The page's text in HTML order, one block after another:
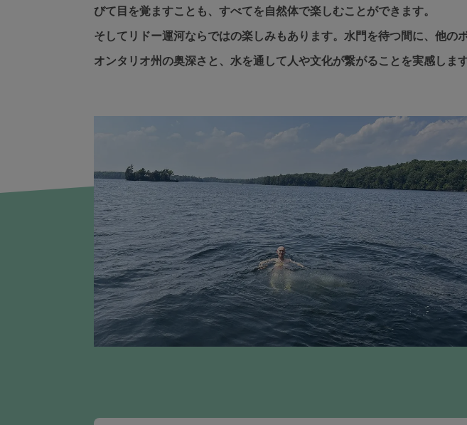
びて目を覚ますことも、すべてを自然体で楽しむことができます。
そしてリドー運河ならではの楽しみもあります。水門を待つ間に、他
オンタリオ州の奥深さと、水を通して人や文化が繋がることを実感します